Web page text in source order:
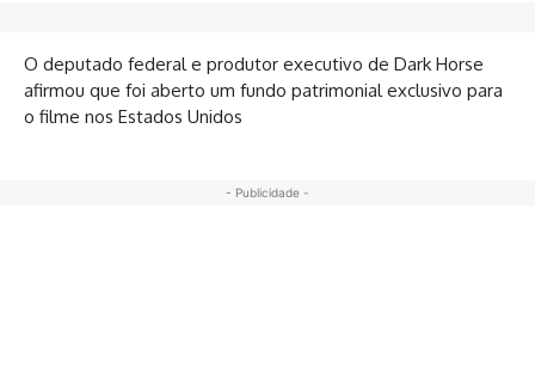
O deputado federal e produtor executivo de Dark Horse
afirmou que foi aberto um fundo patrimonial exclusivo para
o filme nos Estados Unidos
- Publicidade -